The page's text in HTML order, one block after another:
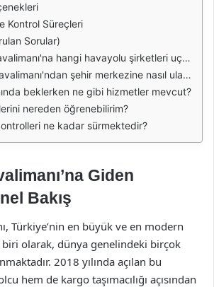
Kontrol Süreçleri
Sorular)
hangi havayolu şirketleri uçuş düzenlemektedir?
şehir merkezine nasıl ulaşabilirim?
beklerken ne gibi hizmetler mevcut?
nereden öğrenebilirim?
ne kadar sürmektedir?
Giden
Bakış
Türkiye’nin en büyük ve en modern
biri olarak, dünya genelindeki birçok
2018 yılında açılan bu
hem de kargo taşımacılığı açısından